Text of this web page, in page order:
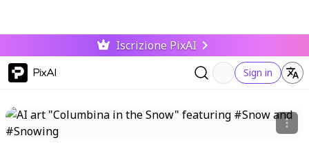
Iscrizione PixAI
PixAI Sign in